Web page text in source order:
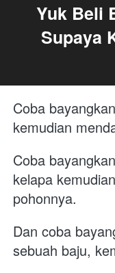
Yuk Beli
Supaya
Coba
kemudian
Coba
kelapa
pohonnya.
Dan coba
sebuah baju,